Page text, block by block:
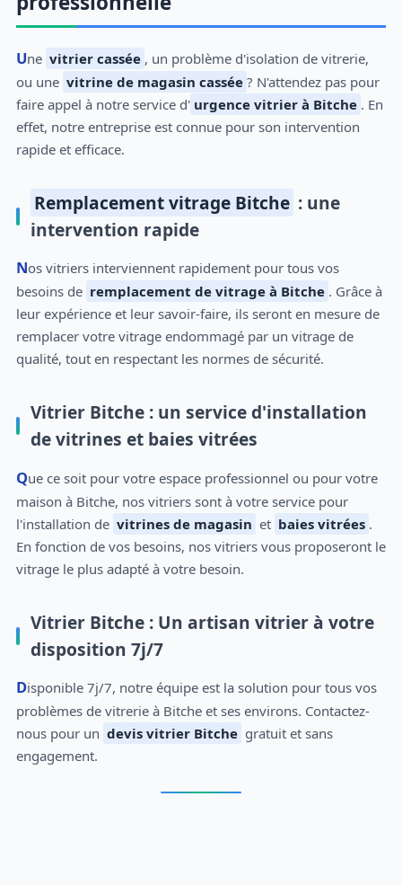
Une vitrier cassée , un problème d'isolation de vitrerie,
ou une vitrine de magasin cassée ? N'attendez pas pour
faire appel à notre service d' urgence vitrier à Bitche . En
effet, notre entreprise est connue pour son intervention
rapide et efficace.
Remplacement vitrage Bitche : une
intervention rapide
Nos vitriers interviennent rapidement pour tous vos
besoins de remplacement de vitrage à Bitche . Grâce à
leur expérience et leur savoir-faire, ils seront en mesure de
remplacer votre vitrage endommagé par un vitrage de
qualité, tout en respectant les normes de sécurité.
Vitrier Bitche : un service d'installation
de vitrines et baies vitrées
Que ce soit pour votre espace professionnel ou pour votre
maison à Bitche, nos vitriers sont à votre service pour
l'installation de vitrines de magasin et baies vitrées .
En fonction de vos besoins, nos vitriers vous proposeront le
vitrage le plus adapté à votre besoin.
Vitrier Bitche : Un artisan vitrier à votre
disposition 7j/7
Disponible 7j/7, notre équipe est la solution pour tous vos
problèmes de vitrerie à Bitche et ses environs. Contactez-
nous pour un devis vitrier Bitche gratuit et sans
engagement.